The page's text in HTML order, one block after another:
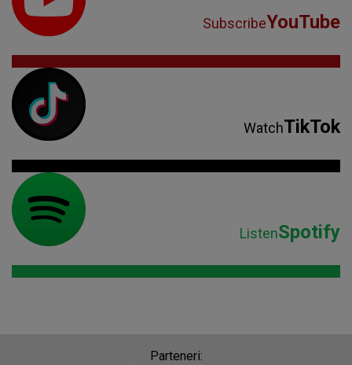
SubscribeYouTube
WatchTikTok
ListenSpotify
Parteneri: